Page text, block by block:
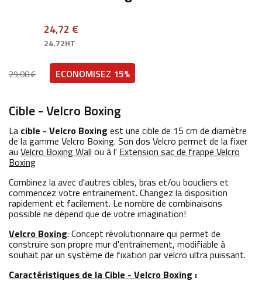
29,08 €
24,72 €
24.72HT
ECONOMISEZ 15%
Cible - Velcro Boxing
La cible - Velcro Boxing est une cible de 15 cm de diamètre
de la gamme Velcro Boxing. Son dos Velcro permet de la fixer
au Velcro Boxing Wall ou à l' Extension sac de frappe Velcro
Boxing
Combinez la avec d'autres cibles, bras et/ou boucliers et
commencez votre entrainement. Changez la disposition
rapidement et facilement. Le nombre de combinaisons
possible ne dépend que de votre imagination!
Velcro Boxing: Concept révolutionnaire qui permet de
construire son propre mur d'entrainement, modifiable à
souhait par un système de fixation par velcro ultra puissant.
Caractéristiques de la Cible - Velcro Boxing :